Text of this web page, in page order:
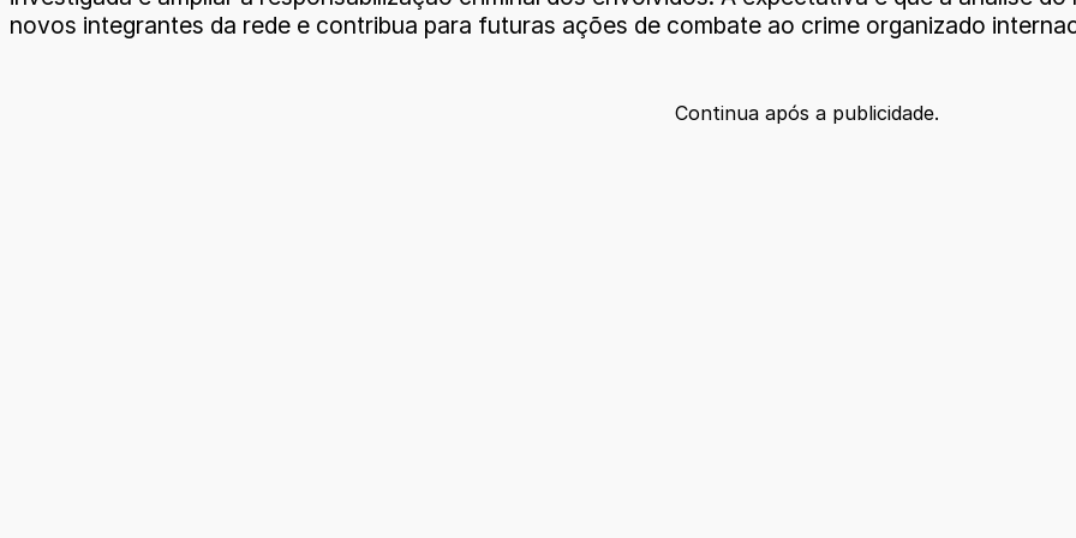
novos integrantes da rede e contribua para futuras ações de combate ao crime organizado
Continua após a publicidade.